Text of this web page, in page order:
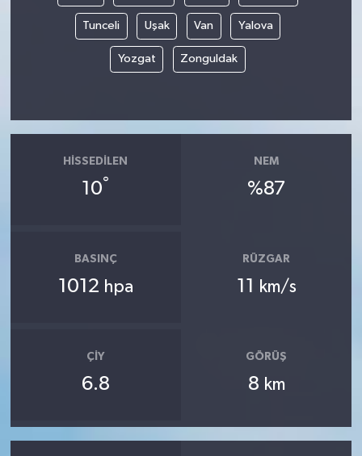
Tunceli Uşak Van Yalova
Yozgat Zonguldak
HISSEDILEN
10°
NEM
%87
BASINÇ
1012 hpa
RÜZGAR
11 km/s
ÇIY
6.8
GÖRÜŞ
8 km